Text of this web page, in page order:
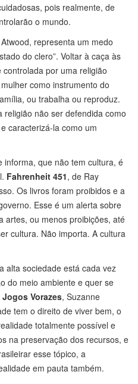
pois realmente, de
o mundo.
representa um medo
do clero”. Voltar à caça às
por uma religião
como instrumento do
ou trabalha ou reproduz.
religião não ser defendida como
caracterizá-la como um
informa, que não tem cultura, é
Fahrenheit 451, de Ray
Os livros foram proibidos e a
Esse é um alerta sobre
artes, ou menos proibições, até
cultura. Não importa. A cultura
alta sociedade está cada vez
do meio ambiente e quer se
Jogos Vorazes, Suzanne
tem o direito de viver bem, o
totalmente possível e
na preservação dos recursos, e
esse tópico, a
em pauta também.